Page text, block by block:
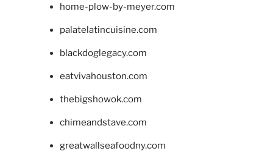
home-plow-by-meyer.com
palatelatincuisine.com
blackdoglegacy.com
eatvivahouston.com
thebigshowok.com
chimeandstave.com
greatwallseafoodny.com